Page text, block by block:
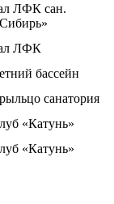
ЛФК сан.
ЛФК
бассейн
санатория
«Катунь»
«Катунь»